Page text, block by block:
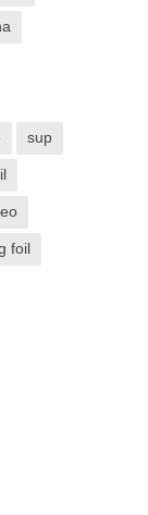
sup
foil